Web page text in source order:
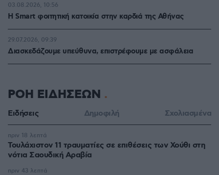
Η Smart φοιτητική κατοικία στην καρδιά της Αθήνας
03.08.2026, 10:56
Διασκεδάζουμε υπεύθυνα, επιστρέφουμε με ασφάλεια
29.07.2026, 09:39
ΡΟΗ ΕΙΔΗΣΕΩΝ
Ειδήσεις Δημοφιλή Σχολιασμένα
Τουλάχιστον 11 τραυματίες σε επιθέσεις των Χούθι στη
νότια Σαουδική Αραβία
πριν 18 λεπτά
πριν 43 λεπτά